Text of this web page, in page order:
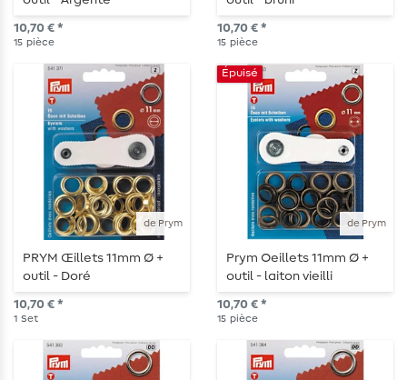
10,70 € *
15 pièce
10,70 € *
15 pièce
de Prym
PRYM Œillets 11mm Ø +
outil - Doré
10,70 € *
1 Set
de Prym
Épuisé
Prym Oeillets 11mm Ø +
outil - laiton vieilli
10,70 € *
15 pièce